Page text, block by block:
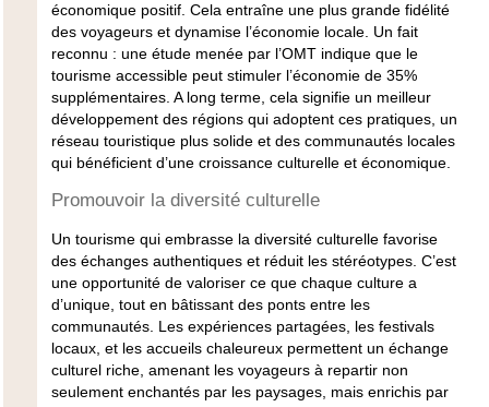
économique positif. Cela entraîne une plus grande fidélité
des voyageurs et dynamise l’économie locale. Un fait
reconnu : une étude menée par l’OMT indique que le
tourisme accessible peut stimuler l’économie de 35%
supplémentaires. A long terme, cela signifie un meilleur
développement des régions qui adoptent ces pratiques, un
réseau touristique plus solide et des communautés locales
qui bénéficient d’une croissance culturelle et économique.
Promouvoir la diversité culturelle
Un tourisme qui embrasse la diversité culturelle favorise
des échanges authentiques et réduit les stéréotypes. C’est
une opportunité de valoriser ce que chaque culture a
d’unique, tout en bâtissant des ponts entre les
communautés. Les expériences partagées, les festivals
locaux, et les accueils chaleureux permettent un échange
culturel riche, amenant les voyageurs à repartir non
seulement enchantés par les paysages, mais enrichis par